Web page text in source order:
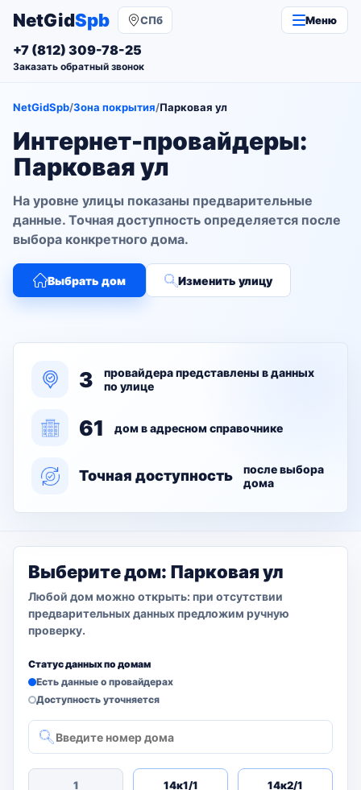
NetGidSpb СПб Меню
+7 (812) 309-78-25
Заказать обратный звонок
NetGidSpb/Зона покрытия/Парковая ул
Интернет-провайдеры:
Парковая ул
На уровне улицы показаны предварительные
данные. Точная доступность определяется после
выбора конкретного дома.
Выбрать дом Изменить улицу
3
провайдера представлены в данных
по улице
61 дом в адресном справочнике
Точная доступность
после выбора
дома
Выберите дом: Парковая ул
Любой дом можно открыть: при отсутствии
предварительных данных предложим ручную
проверку.
Статус данных по домам
Есть данные о провайдерах
Доступность уточняется
1 14к1/1 14к2/1